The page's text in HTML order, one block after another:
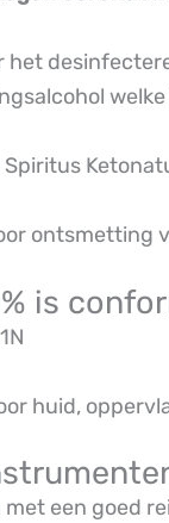
het
Spiritus
ontsmetting
is
huid,
met een goed